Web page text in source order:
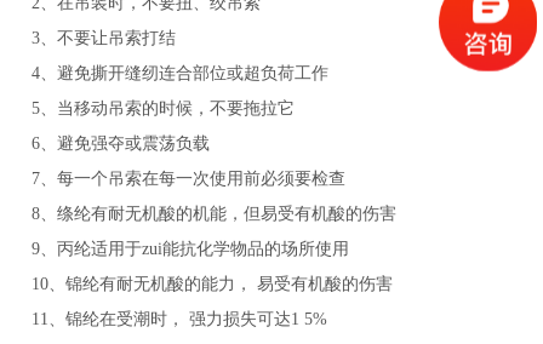
3、不要让吊索打结
4、避免撕开缝纫连合部位或超负荷工作
5、当移动吊索的时候，不要拖拉它
6、避免强夺或震荡负载
7、每一个吊索在每一次使用前必须要检查
8、绦纶有耐无机酸的机能，但易受有机酸的伤害
9、丙纶适用于zui能抗化学物品的场所使用
10、锦纶有耐无机酸的能力， 易受有机酸的伤害
11、锦纶在受潮时， 强力损失可达1 5%